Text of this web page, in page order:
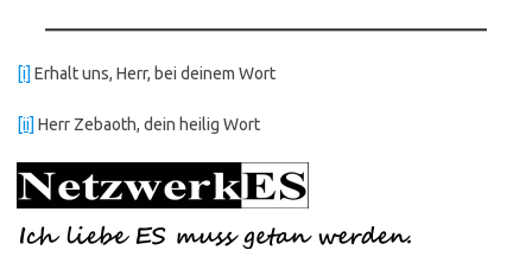
[i] Erhalt uns, Herr, bei deinem Wort
[ii] Herr Zebaoth, dein heilig Wort